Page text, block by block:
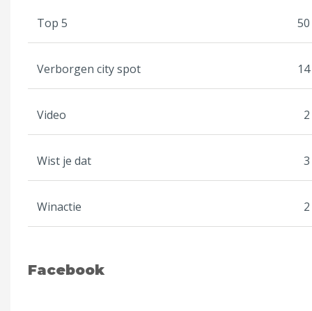
Top 5 50
Verborgen city spot 14
Video 2
Wist je dat 3
Winactie 2
Facebook